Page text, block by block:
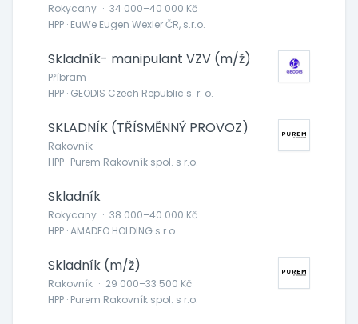
Rokycany · 34 000–40 000 Kč
HPP · EuWe Eugen Wexler ČR, s.r.o.
Skladník- manipulant VZV (m/ž)
Příbram
HPP · GEODIS Czech Republic s. r. o.
SKLADNÍK (TŘÍSMĚNNÝ PROVOZ)
Rakovník
HPP · Purem Rakovník spol. s r.o.
Skladník
Rokycany · 38 000–40 000 Kč
HPP · AMADEO HOLDING s.r.o.
Skladník (m/ž)
Rakovník · 29 000–33 500 Kč
HPP · Purem Rakovník spol. s r.o.